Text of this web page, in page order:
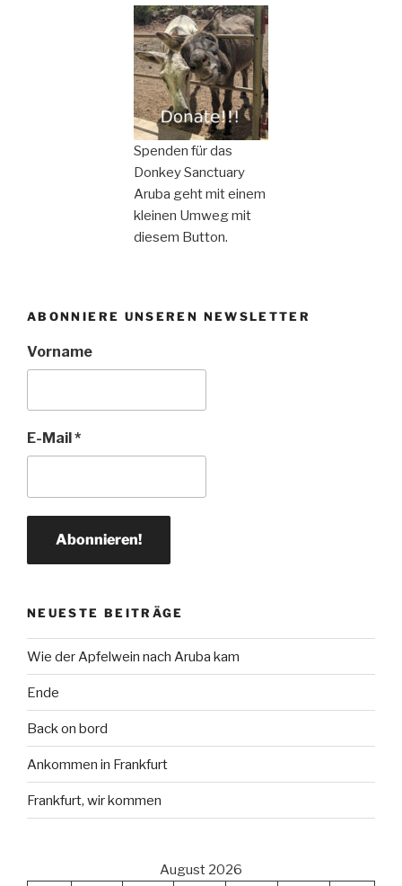
Spenden für das
Donkey Sanctuary
Aruba geht mit einem
kleinen Umweg mit
diesem Button.
ABONNIERE UNSEREN NEWSLETTER
Vorname
E-Mail *
NEUESTE BEITRÄGE
Wie der Apfelwein nach Aruba kam
Ende
Back on bord
Ankommen in Frankfurt
Frankfurt, wir kommen
August 2026